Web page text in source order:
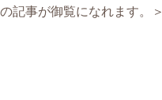
記事が御覧になれます。＞